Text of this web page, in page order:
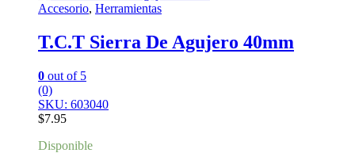
Accesorio, Herramientas
T.C.T Sierra De Agujero 40mm
0 out of 5
(0)
SKU: 603040
$7.95
Disponible